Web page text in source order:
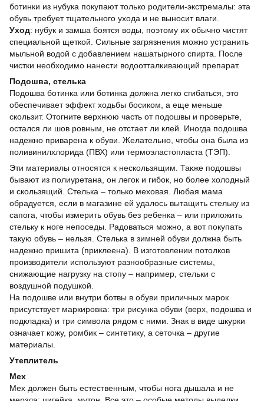
ботинки из нубука покупают только родители-экстремалы: эта
обувь требует тщательного ухода и не выносит влаги.
Уход: нубук и замша боятся воды, поэтому их обычно чистят
специальной щеткой. Сильные загрязнения можно устранить
мыльной водой с добавлением нашатырного спирта. После
чистки необходимо нанести водоотталкивающий препарат.
Подошва, стелька
Подошва ботинка или ботинка должна легко сгибаться, это
обеспечивает эффект ходьбы босиком, а еще меньше
скользит. Отогните верхнюю часть от подошвы и проверьте,
остался ли шов ровным, не отстает ли клей. Иногда подошва
надежно приварена к обуви. Желательно, чтобы она была из
поливинилхлорида (ПВХ) или термоэластопласта (ТЭП).
Эти материалы относятся к нескользящим. Также подошвы
бывают из полиуретана, он легок и гибок, но более холодный
и скользящий. Стелька – только меховая. Любая мама
обрадуется, если в магазине ей удалось вытащить стельку из
сапога, чтобы измерить обувь без ребенка – или приложить
стельку к ноге непоседы. Радоваться можно, а вот покупать
такую обувь – нельзя. Стелька в зимней обуви должна быть
надежно пришита (приклеена). В изготовлении потолков
производители используют разнообразные системы,
снижающие нагрузку на стопу – например, стельки с
воздушной подушкой.
На подошве или внутри ботвы в обуви приличных марок
присутствует маркировка: три рисунка обуви (верх, подошва и
подкладка) и три символа рядом с ними. Знак в виде шкурки
означает кожу, ромбик – синтетику, а сеточка – другие
материалы.
Утеплитель
Мех
Мех должен быть естественным, чтобы нога дышала и не